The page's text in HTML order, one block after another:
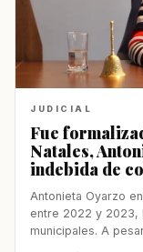
JUDICIAL
Fue
Natales,
indebida de
Antonieta Oyarzo
entre 2022 y 2023,
municipales. A